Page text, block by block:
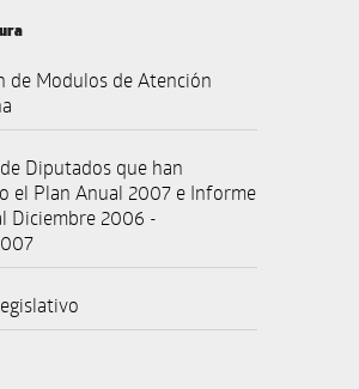
de Modulos de Atención
Diputados que han
el Plan Anual 2007 e Informe
Diciembre 2006 -